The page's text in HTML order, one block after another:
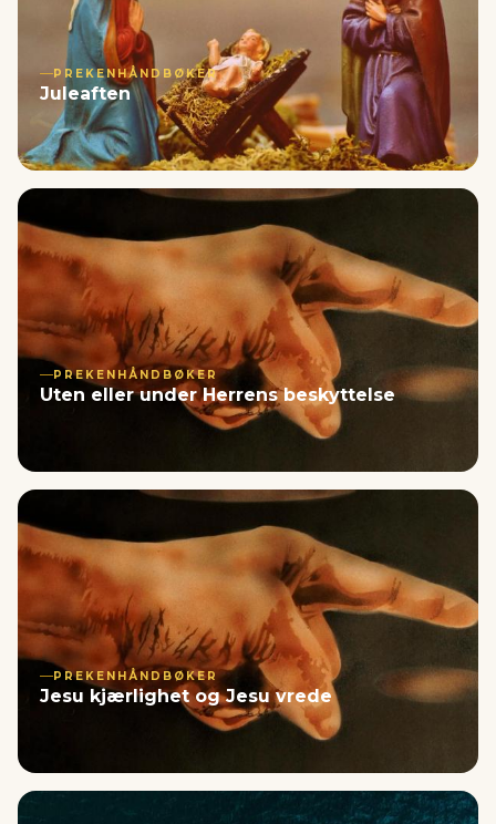
PREKENHÅNDBØKER
Juleaften
PREKENHÅNDBØKER
Uten eller under Herrens beskyttelse
PREKENHÅNDBØKER
Jesu kjærlighet og Jesu vrede